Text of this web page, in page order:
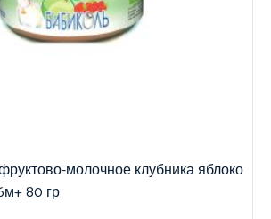
молочное клубника яблоко
80 гр